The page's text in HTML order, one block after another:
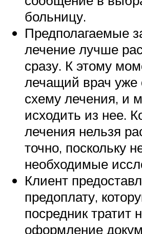
больницу.
Предполагаемые
лечение лучше
сразу. К этому
лечащий врач уже
схему лечения, и
исходить из нее.
лечения нельзя
точно, поскольку
необходимые
Клиент
предоплату,
посредник тратит
оформление